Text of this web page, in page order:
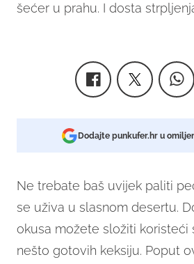
šećer u prahu. I dosta
Dodajte punkufer.hr u
Ne trebate baš uvijek paliti
se uživa u slasnom desertu.
okusa možete složiti koristeći
nešto gotovih keksiju. Poput